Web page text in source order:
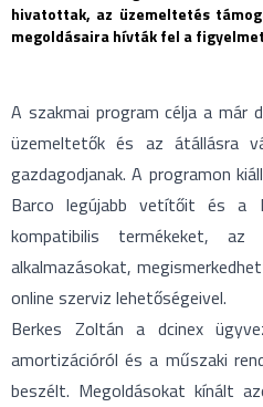
hivatottak, az üzemeltetés
megoldásaira hívták fel a
A szakmai program célja a már
üzemeltetők és az átállásra
gazdagodjanak. A programon
Barco legújabb vetítőit és a
kompatibilis termékeket, az
alkalmazásokat,
online szerviz lehetőségeivel.
Berkes Zoltán a dcinex
amortizációról és a műszaki
beszélt. Megoldásokat kínált